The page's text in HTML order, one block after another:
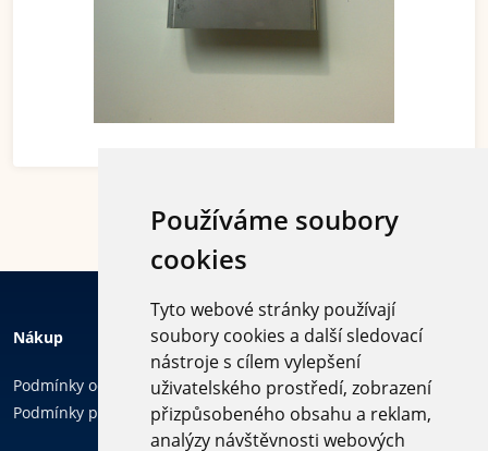
Používáme soubory
cookies
Tyto webové stránky používají
soubory cookies a další sledovací
nástroje s cílem vylepšení
uživatelského prostředí, zobrazení
přizpůsobeného obsahu a reklam,
analýzy návštěvnosti webových
Nákup
Podmínky ochrany osobních údajů
Podmínky používání cookies